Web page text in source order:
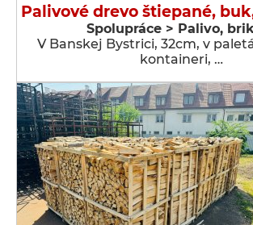
Palivové drevo štiepané,
Spolupráce > Palivo,
V Banskej Bystrici, 32cm, v
kontaineri, …